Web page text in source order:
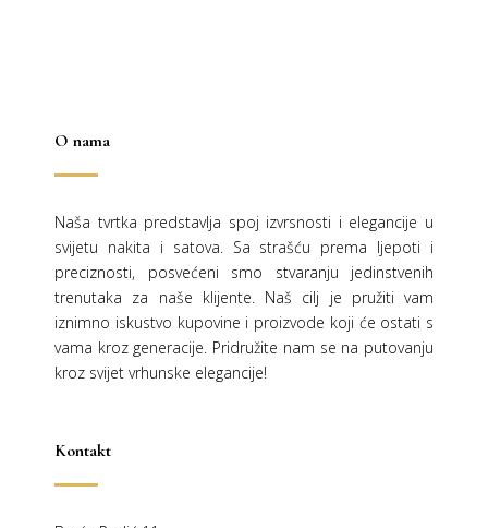
O nama
Naša tvrtka predstavlja spoj izvrsnosti i elegancije u
svijetu nakita i satova. Sa strašću prema ljepoti i
preciznosti, posvećeni smo stvaranju jedinstvenih
trenutaka za naše klijente. Naš cilj je pružiti vam
iznimno iskustvo kupovine i proizvode koji će ostati s
vama kroz generacije. Pridružite nam se na putovanju
kroz svijet vrhunske elegancije!
Kontakt